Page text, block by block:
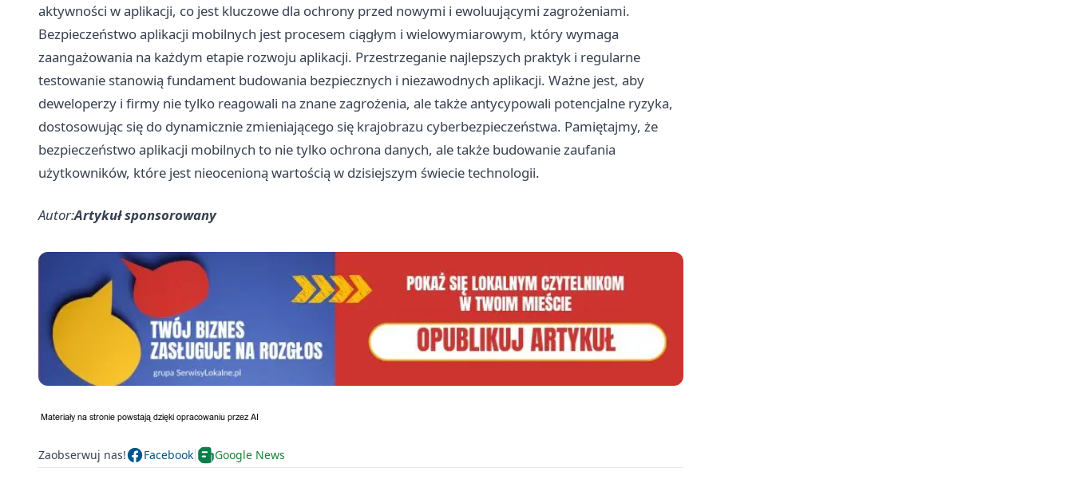
aktywności w aplikacji, co jest kluczowe dla ochrony przed nowymi i ewoluującymi zagrożeniami.
Bezpieczeństwo aplikacji mobilnych jest procesem ciągłym i wielowymiarowym, który wymaga
zaangażowania na każdym etapie rozwoju aplikacji. Przestrzeganie najlepszych praktyk i regularne
testowanie stanowią fundament budowania bezpiecznych i niezawodnych aplikacji. Ważne jest, aby
deweloperzy i firmy nie tylko reagowali na znane zagrożenia, ale także antycypowali potencjalne ryzyka,
dostosowując się do dynamicznie zmieniającego się krajobrazu cyberbezpieczeństwa. Pamiętajmy, że
bezpieczeństwo aplikacji mobilnych to nie tylko ochrona danych, ale także budowanie zaufania
użytkowników, które jest nieocenioną wartością w dzisiejszym świecie technologii.
Autor:Artykuł sponsorowany
Zaobserwuj nas! Facebook Google News